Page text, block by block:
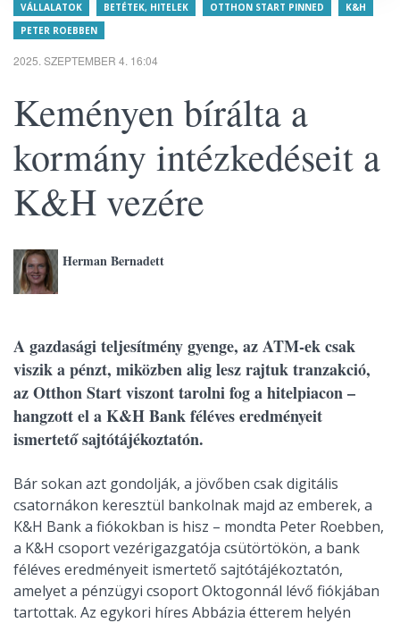
VÁLLALATOK BETÉTEK, HITELEK OTTHON START PINNED
K&H
PETER ROEBBEN
2025. SZEPTEMBER 4. 16:04
Keményen bírálta a
kormány intézkedéseit a
K&H vezére
Herman Bernadett
A gazdasági teljesítmény gyenge, az ATM-ek csak
viszik a pénzt, miközben alig lesz rajtuk tranzakció,
az Otthon Start viszont tarolni fog a hitelpiacon –
hangzott el a K&H Bank féléves eredményeit
ismertető sajtótájékoztatón.
Bár sokan azt gondolják, a jövőben csak digitális
csatornákon keresztül bankolnak majd az emberek, a
K&H Bank a fiókokban is hisz – mondta Peter Roebben,
a K&H csoport vezérigazgatója csütörtökön, a bank
féléves eredményeit ismertető sajtótájékoztatón,
amelyet a pénzügyi csoport Oktogonnál lévő fiókjában
tartottak. Az egykori híres Abbázia étterem helyén